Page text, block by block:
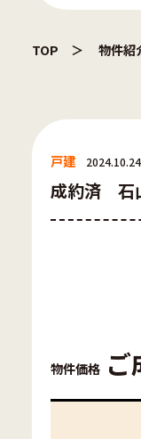
TOP 物件紹
戸建
成約済 石
物件価格 ご